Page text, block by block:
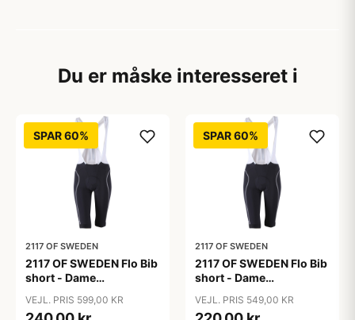
Du er måske interesseret i
SPAR 60%
2117 OF SWEDEN
2117 OF SWEDEN Flo Bib
short - Dame
Sort - Str. 36
VEJL. PRIS 599,00 KR
SPAR 60%
2117 OF SWEDEN
2117 OF SWEDEN Flo Bib
short - Dame
Sort - Str. 38
VEJL. PRIS 549,00 KR